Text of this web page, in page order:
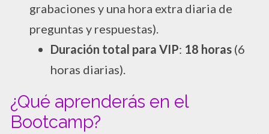
grabaciones y una hora extra diaria de
preguntas y respuestas).
Duración total para VIP: 18 horas (6
horas diarias).
¿Qué aprenderás en el
Bootcamp?